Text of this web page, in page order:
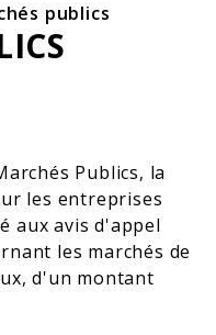
publics
Publics, la
les entreprises
aux avis d'appel
les marchés de
d'un montant